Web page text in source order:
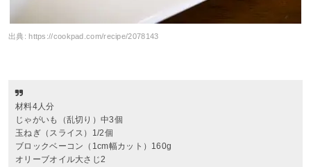
出典: https://cookpad.com/recipe/2078143
材料4人分
じゃがいも（乱切り）中3個
玉ねぎ（スライス）1/2個
ブロックベーコン（1cm幅カット）160g
オリーブオイル大さじ2